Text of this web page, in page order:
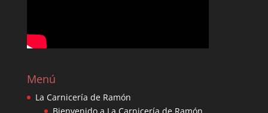
Menú
La Carnicería de Ramón
Bienvenido a La Carnicería de Ramón